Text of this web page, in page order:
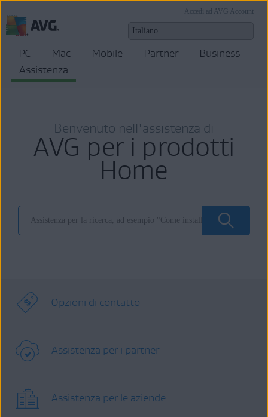
Accedi ad AVG Account
PC Mac Mobile Partner
Business
Assistenza
Benvenuto nell'assistenza di
AVG per i prodotti
Home
Opzioni di contatto
Assistenza per i partner
Assistenza per le aziende